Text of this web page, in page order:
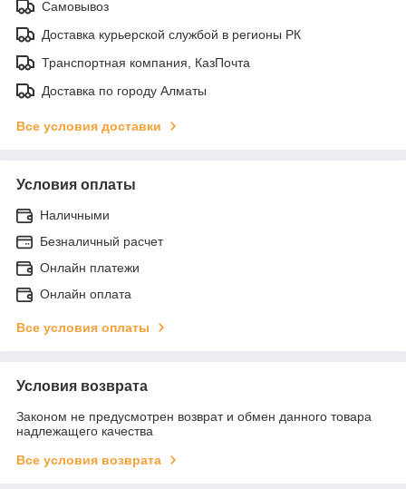
Самовывоз
Доставка курьерской службой в регионы РК
Транспортная компания, КазПочта
Доставка по городу Алматы
Все условия доставки
Условия оплаты
Наличными
Безналичный расчет
Онлайн платежи
Онлайн оплата
Все условия оплаты
Условия возврата
Законом не предусмотрен возврат и обмен данного товара
надлежащего качества
Все условия возврата